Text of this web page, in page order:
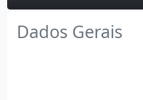
Dados Gerais